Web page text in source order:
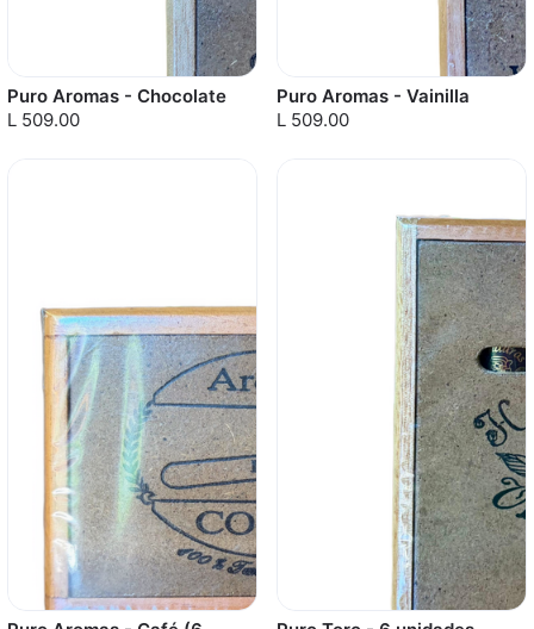
Puro Aromas - Chocolate
L 509.00
Puro Aromas - Vainilla
L 509.00